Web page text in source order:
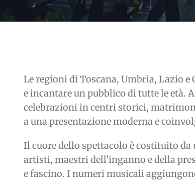
Le regioni di Toscana, Umbria, Lazio
e incantare un pubblico di tutte le età.
celebrazioni in centri storici,
a una presentazione moderna e
Il cuore dello spettacolo è costituito
artisti, maestri dell’inganno e della
e fascino. I numeri musicali